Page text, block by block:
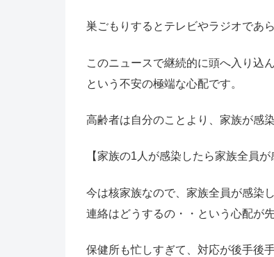
巣ごもりするとテレビやラジオであ
このニュースで継続的に頭へ入り込
という不安の極端な心配です。
高齢者は自分のことより、家族が感
【家族の1人が感染したら家族全員
今は核家族なので、家族全員が感染
連絡はどうするの・・という心配が
保健所も忙しすぎて、対応が後手後